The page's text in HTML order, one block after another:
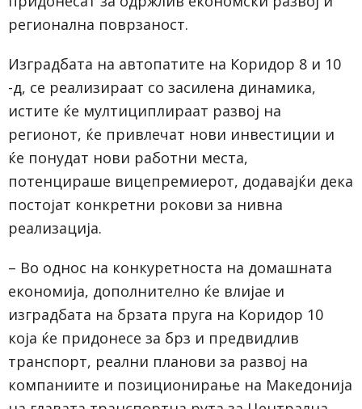
регионална поврзаност.
Изградбата на автопатите на Коридор 8 и 10
-д, се реализираат со засилена динамика,
истите ќе мултициплираат развој на
регионот, ќе привлечат нови инвестиции и
ќе понудат нови работни места,
потенцираше вицепремиерот, додавајќи дека
постојат конкретни рокови за нивна
реализација.
– Во однос на конкуретноста на домашната
економија, дополнително ќе влијае и
изградбата на брзата пруга на Коридор 10
која ќе придонесе за брз и предвидлив
транспорт, реални планови за развој на
компаниите и позиционирање на Македонија